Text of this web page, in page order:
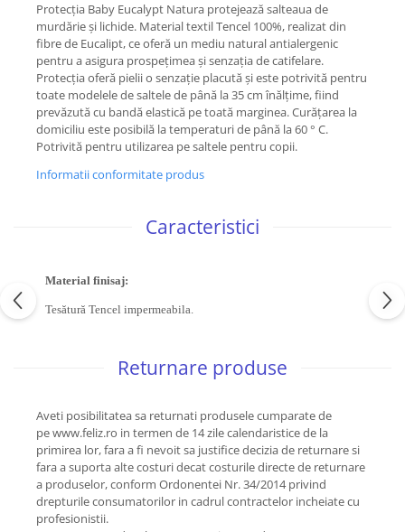
Protecția Baby Eucalypt Natura protejează salteaua de
murdărie și lichide. Material textil Tencel 100%, realizat din
fibre de Eucalipt, ce oferă un mediu natural antialergenic
pentru a asigura prospețimea și senzația de catifelare.
Protecția oferă pielii o senzație placută și este potrivită pentru
toate modelele de saltele de până la 35 cm înălțime, fiind
prevăzută cu bandă elastică pe toată marginea. Curățarea la
domiciliu este posibilă la temperaturi de până la 60 ° C.
Potrivită pentru utilizarea pe saltele pentru copii.
Informatii conformitate produs
Caracteristici
Material finisaj:
Tesătură Tencel impermeabila.
Returnare produse
Aveti posibilitatea sa returnati produsele cumparate de
pe www.feliz.ro in termen de 14 zile calendaristice de la
primirea lor, fara a fi nevoit sa justifice decizia de returnare si
fara a suporta alte costuri decat costurile directe de returnare
a produselor, conform Ordonentei Nr. 34/2014 privind
drepturile consumatorilor in cadrul contractelor incheiate cu
profesionistii.